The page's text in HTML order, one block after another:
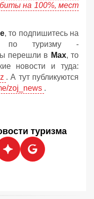
на 100%, мест
, то подпишитесь на
по туризму -
перешли в Мах, то
новости и туда:
. А тут публикуются
zoj_news .
туризма